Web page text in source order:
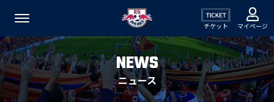
チケット マイページ
NEWS
ニュース